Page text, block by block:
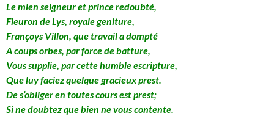
Le mien seigneur et prince redoubté,
Fleuron de Lys, royale geniture,
Françoys Villon, que travail a dompté
A coups orbes, par force de batture,
Vous supplie, par cette humble escripture,
Que luy faciez quelque gracieux prest.
De s’obliger en toutes cours est prest;
Si ne doubtez que bien ne vous contente.